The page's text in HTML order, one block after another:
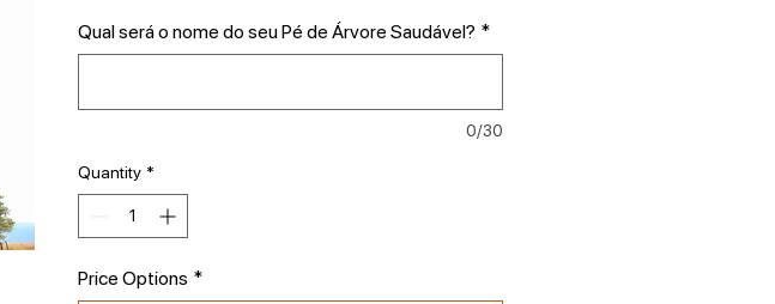
Qual será o nome do seu Pé de Árvore Saudável? *
0/30
Quantity *
Price Options *